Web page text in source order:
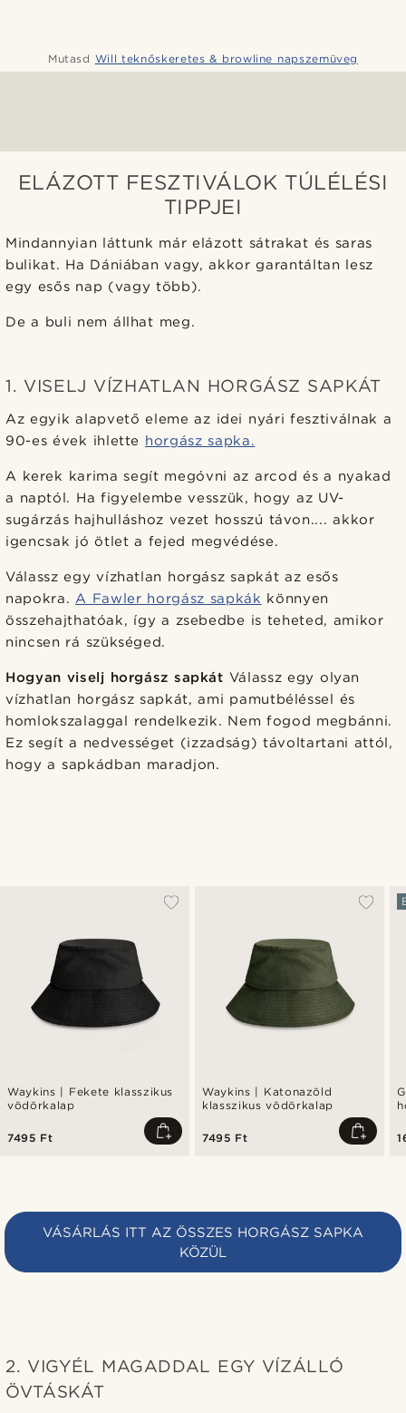
Mutasd Will teknőskeretes & browline napszemüveg
ELÁZOTT FESZTIVÁLOK TÚLÉLÉSI
TIPPJEI
Mindannyian láttunk már elázott sátrakat és saras
bulikat. Ha Dániában vagy, akkor garantáltan lesz
egy esős nap (vagy több).
De a buli nem állhat meg.
1. VISELJ VÍZHATLAN HORGÁSZ SAPKÁT
Az egyik alapvető eleme az idei nyári fesztiválnak a
90-es évek ihlette horgász sapka.
A kerek karima segít megóvni az arcod és a nyakad
a naptól. Ha figyelembe vesszük, hogy az UV-
sugárzás hajhulláshoz vezet hosszú távon.... akkor
igencsak jó ötlet a fejed megvédése.
Válassz egy vízhatlan horgász sapkát az esős
napokra.A Fawler horgász sapkák könnyen
összehajthatóak, így a zsebedbe is teheted, amikor
nincsen rá szükséged.
Hogyan viselj horgász sapkát Válassz egy olyan
vízhatlan horgász sapkát, ami pamutbéléssel és
homlokszalaggal rendelkezik. Nem fogod megbánni.
Ez segít a nedvességet (izzadság) távoltartani attól,
hogy a sapkádban maradjon.
Waykins | Fekete klasszikus
vödörkalap
7495 Ft
Waykins | Katonazöld
klasszikus vödörkalap
7495 Ft
VÁSÁRLÁS ITT AZ ÖSSZES HORGÁSZ SAPKA
KÖZÜL
2. VIGYÉL MAGADDAL EGY VÍZÁLLÓ
ÖVTÁSKÁT